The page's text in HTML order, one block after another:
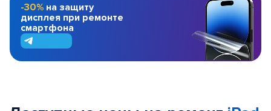
-30% на защиту
дисплея при ремонте
смартфона